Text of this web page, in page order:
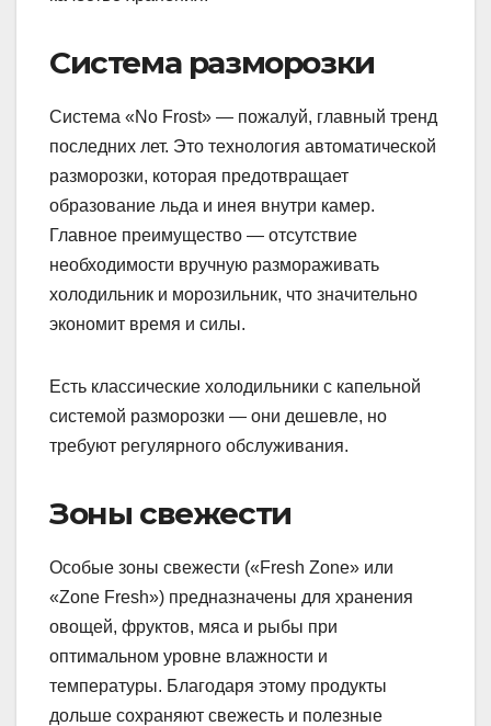
Система разморозки
Система «No Frost» — пожалуй, главный тренд
последних лет. Это технология автоматической
разморозки, которая предотвращает
образование льда и инея внутри камер.
Главное преимущество — отсутствие
необходимости вручную размораживать
холодильник и морозильник, что значительно
экономит время и силы.
Есть классические холодильники с капельной
системой разморозки — они дешевле, но
требуют регулярного обслуживания.
Зоны свежести
Особые зоны свежести («Fresh Zone» или
«Zone Fresh») предназначены для хранения
овощей, фруктов, мяса и рыбы при
оптимальном уровне влажности и
температуры. Благодаря этому продукты
дольше сохраняют свежесть и полезные